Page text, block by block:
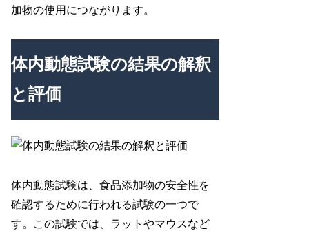
加物の使用につながります。
体内動態試験の結果の解釈
と評価
体内動態試験は、食品添加物の安全性を
確認するために行われる試験の一つで
す。この試験では、ラットやマウスなど